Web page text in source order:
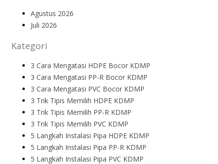
Agustus 2026
Juli 2026
Kategori
3 Cara Mengatasi HDPE Bocor KDMP
3 Cara Mengatasi PP-R Bocor KDMP
3 Cara Mengatasi PVC Bocor KDMP
3 Trik Tipis Memilih HDPE KDMP
3 Trik Tipis Memilih PP-R KDMP
3 Trik Tipis Memilih PVC KDMP
5 Langkah Instalasi Pipa HDPE KDMP
5 Langkah Instalasi Pipa PP-R KDMP
5 Langkah Instalasi Pipa PVC KDMP